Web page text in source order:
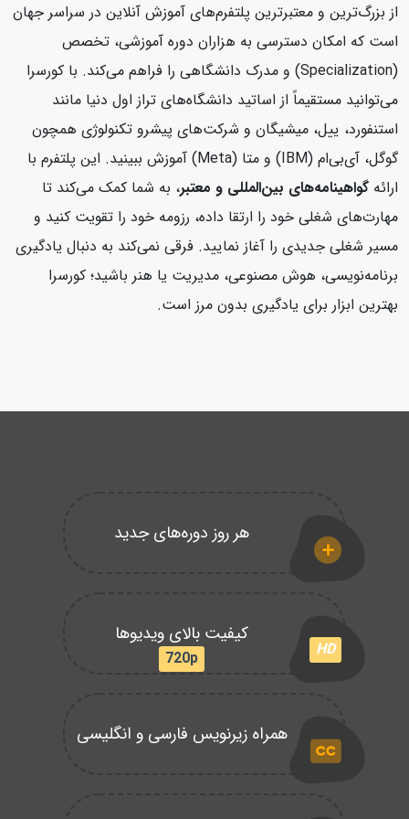
از بزرگ‌ترین و معتبرترین پلتفرم‌های آموزش آنلاین در سراسر جهان
است که امکان دسترسی به هزاران دوره آموزشی، تخصص
(Specialization) و مدرک دانشگاهی را فراهم می‌کند. با کورسرا
می‌توانید مستقیماً از اساتید دانشگاه‌های تراز اول دنیا مانند
استنفورد، ییل، میشیگان و شرکت‌های پیشرو تکنولوژی همچون
گوگل، آی‌بی‌ام (IBM) و متا (Meta) آموزش ببینید. این پلتفرم با
ارائهگواهینامه‌های بین‌المللی و معتبر، به شما کمک می‌کند تا
مهارت‌های شغلی خود را ارتقا داده، رزومه خود را تقویت کنید و
مسیر شغلی جدیدی را آغاز نمایید. فرقی نمی‌کند به دنبال یادگیری
برنامه‌نویسی، هوش مصنوعی، مدیریت یا هنر باشید؛ کورسرا
بهترین ابزار برای یادگیری بدون مرز است.
هر روز دوره‌های جدید
HD
کیفیت بالای ویدیوها
720p
همراه زیرنویس فارسی و انگلیسی